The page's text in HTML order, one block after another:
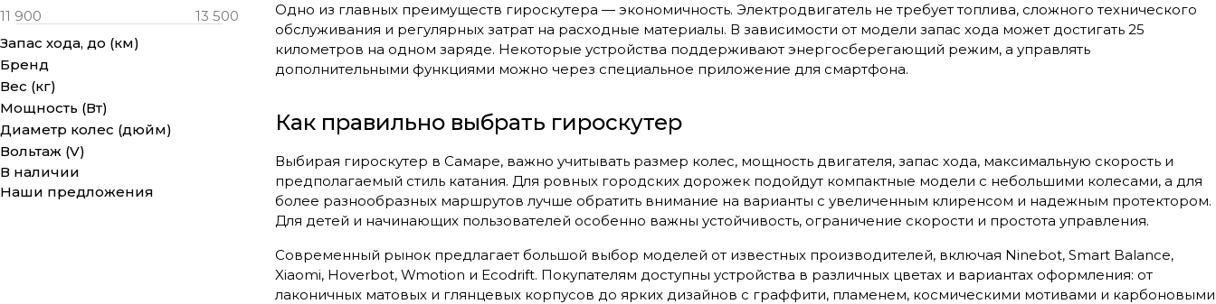
Одно из главных преимуществ гироскутера — экономичность. Электродвигатель не требует топлива, сложного технического
обслуживания и регулярных затрат на расходные материалы. В зависимости от модели запас хода может достигать 25
километров на одном заряде. Некоторые устройства поддерживают энергосберегающий режим, а управлять
дополнительными функциями можно через специальное приложение для смартфона.
Как правильно выбрать гироскутер
Выбирая гироскутер в Самаре, важно учитывать размер колес, мощность двигателя, запас хода, максимальную скорость и
предполагаемый стиль катания. Для ровных городских дорожек подойдут компактные модели с небольшими колесами, а для
более разнообразных маршрутов лучше обратить внимание на варианты с увеличенным клиренсом и надежным протектором.
Для детей и начинающих пользователей особенно важны устойчивость, ограничение скорости и простота управления.
Современный рынок предлагает большой выбор моделей от известных производителей, включая Ninebot, Smart Balance,
Xiaomi, Hoverbot, Wmotion и Ecodrift. Покупателям доступны устройства в различных цветах и вариантах оформления: от
лаконичных матовых и глянцевых корпусов до ярких дизайнов с граффити, пламенем, космическими мотивами и карбоновыми
Запас хода, до (км)
Бренд
Вес (кг)
Мощность (Вт)
Диаметр колес (дюйм)
Вольтаж (V)
В наличии
Наши предложения